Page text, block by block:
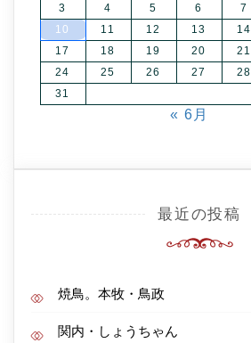
3
4 5 6 7
10
11 12 13 14
17
18 19 20 21
24
25 26 27 28
31
« 6月
最近の投稿
焼鳥。本牧・鳥政
関内・しょうちゃん